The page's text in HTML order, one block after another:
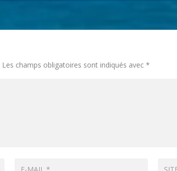
Les champs obligatoires sont indiqués avec*